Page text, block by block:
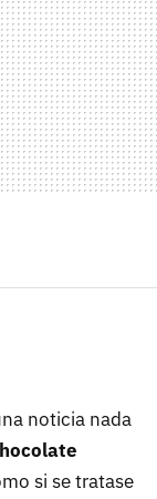
noticia nada
si se tratase